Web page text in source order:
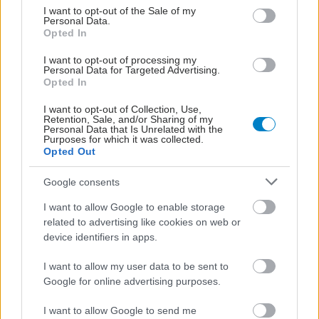
consent section.
I want to opt-out of the Sale of my
Personal Data.
Opted In
I want to opt-out of processing my
Personal Data for Targeted Advertising.
Opted In
I want to opt-out of Collection, Use,
Retention, Sale, and/or Sharing of my
Personal Data that Is Unrelated with the
Purposes for which it was collected.
Opted Out
Google consents
I want to allow Google to enable storage
related to advertising like cookies on web or
device identifiers in apps.
I want to allow my user data to be sent to
Google for online advertising purposes.
I want to allow Google to send me
ΣΗΜΕΡΑ ΣΤΟ IATRONET.GR